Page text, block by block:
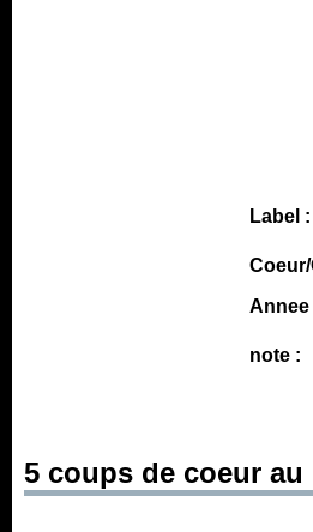
Label :
Annee
note :
5 coups de coeur au